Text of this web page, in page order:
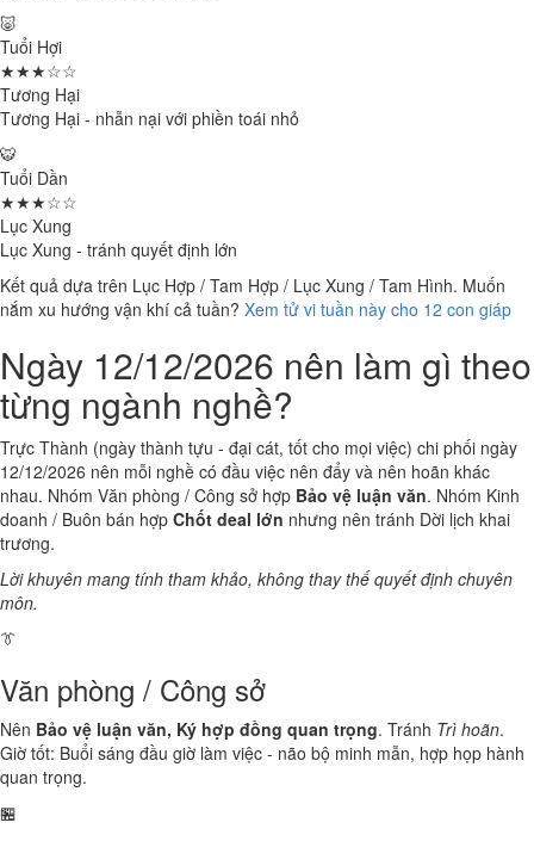
🐷
Tuổi Hợi
★★★☆☆
Tương Hại
Tương Hại - nhẫn nại với phiền toái nhỏ
🐯
Tuổi Dần
★★★☆☆
Lục Xung
Lục Xung - tránh quyết định lớn
Kết quả dựa trên Lục Hợp / Tam Hợp / Lục Xung / Tam Hình. Muốn
nắm xu hướng vận khí cả tuần? Xem tử vi tuần này cho 12 con giáp
Ngày 12/12/2026 nên làm gì theo
từng ngành nghề?
Trực Thành (ngày thành tựu - đại cát, tốt cho mọi việc) chi phối ngày
12/12/2026 nên mỗi nghề có đầu việc nên đẩy và nên hoãn khác
nhau. Nhóm Văn phòng / Công sở hợp Bảo vệ luận văn. Nhóm Kinh
doanh / Buôn bán hợp Chốt deal lớn nhưng nên tránh Dời lịch khai
trương.
Lời khuyên mang tính tham khảo, không thay thế quyết định chuyên
môn.
👔
Văn phòng / Công sở
Nên Bảo vệ luận văn, Ký hợp đồng quan trọng. Tránh Trì hoãn.
Giờ tốt: Buổi sáng đầu giờ làm việc - não bộ minh mẫn, hợp họp hành
quan trọng.
🏪